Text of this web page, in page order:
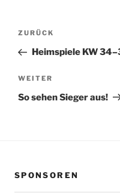
Beitragsnavigation
Vorheriger
Beitrag
ZURÜCK
Heimspiele KW
Nächster
Beitrag
WEITER
So sehen Sieger aus!
SPONSOREN